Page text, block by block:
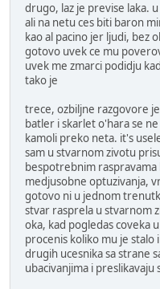
drugo, laz je previse laka.
ali na netu ces biti baron
kao al pacino jer ljudi, bez
gotovo uvek ce mu
uvek me zmarci podidju
tako je
trece, ozbiljne razgovore
batler i skarlet o'hara se
kamoli preko neta. it's
sam u stvarnom zivotu
bespotrebnim raspravama
medjusobne optuzivanja,
gotovo ni u jednom
stvar rasprela u stvarnom
oka, kad pogledas coveka
procenis koliko mu je stalo
drugih ucesnika sa strane
ubacivanjima i preslikavaju